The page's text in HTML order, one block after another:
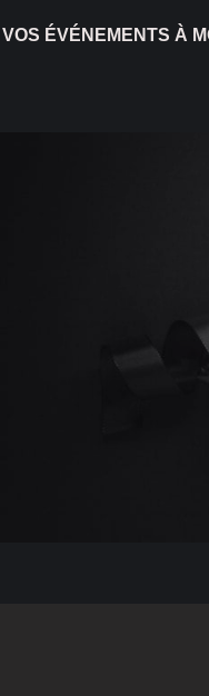
VOS ÉVÉNEMENTS À